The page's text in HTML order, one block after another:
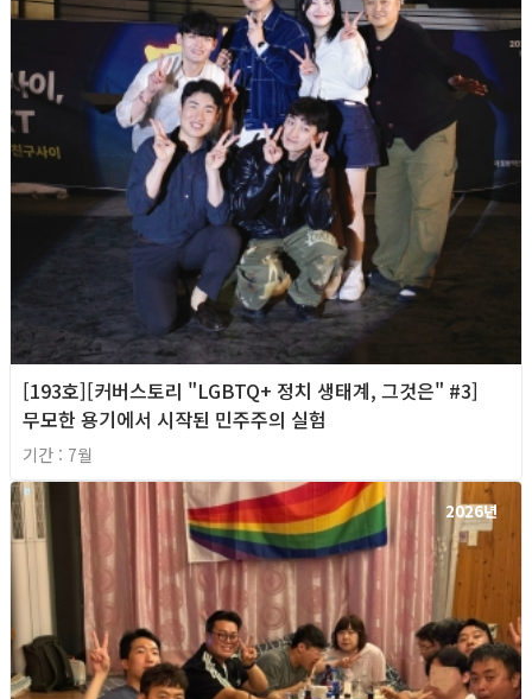
[193호][커버스토리 "LGBTQ+ 정치 생태계, 그것은" #3]
무모한 용기에서 시작된 민주주의 실험
기간 : 7월
2026년